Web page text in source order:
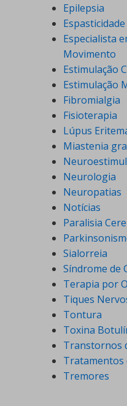
Epilepsia
Espasticidade
Especialista
Movimento
Estimulação
Estimulação
Fibromialgia
Fisioterapia
Lúpus
Miastenia
Neurologia
Neuropatias
Notícias
Paralisia
Sialorreia
Síndrome de
Terapia por
Tiques
Tontura
Toxina
Transtornos
Tratamentos
Tremores